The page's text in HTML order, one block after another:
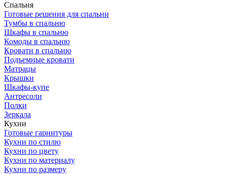
Спальня
Готовые решения для спальни
Тумбы в спальню
Шкафы в спальню
Комоды в спальню
Кровати в спальню
Подъемные кровати
Матрацы
Крышки
Шкафы-купе
Антресоли
Полки
Зеркала
Кухни
Готовые гарнитуры
Кухни по стилю
Кухни по цвету
Кухни по материалу
Кухни по размеру